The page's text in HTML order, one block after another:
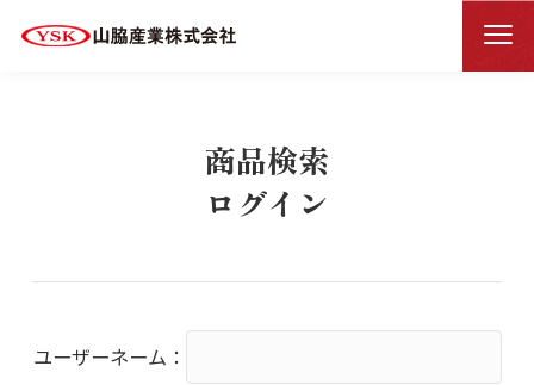
HOME 商品検索ログイン
商品検索
ログイン
ユーザーネーム：